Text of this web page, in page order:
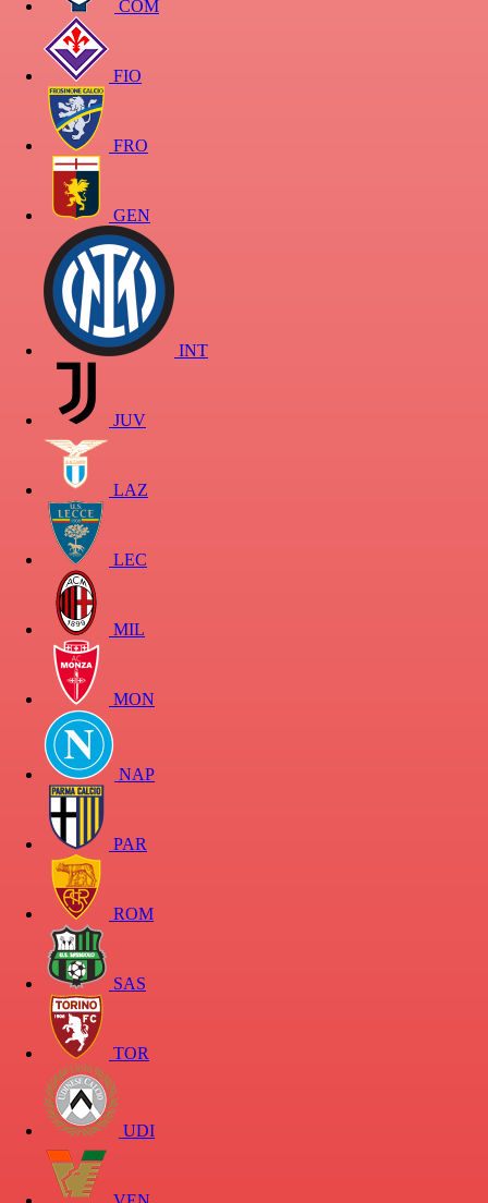
COM
FIO
FRO
GEN
INT
JUV
LAZ
LEC
MIL
MON
NAP
PAR
ROM
SAS
TOR
UDI